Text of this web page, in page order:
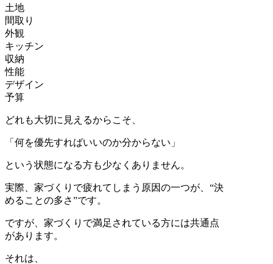
土地
間取り
外観
キッチン
収納
性能
デザイン
予算
どれも大切に見えるからこそ、
「何を優先すればいいのか分からない」
という状態になる方も少なくありません。
実際、家づくりで疲れてしまう原因の一つが、“決
めることの多さ”です。
ですが、家づくりで満足されている方には共通点
があります。
それは、